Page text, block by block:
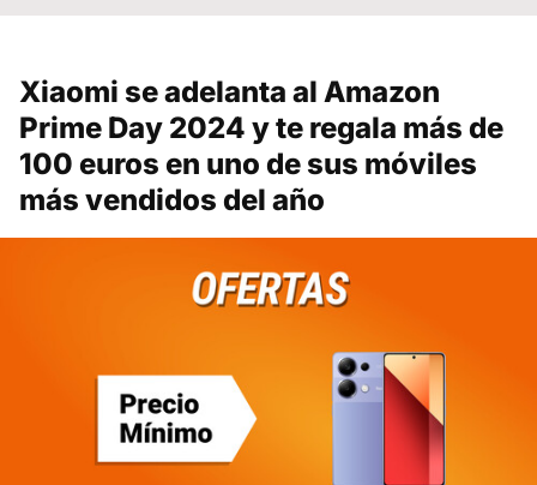
Xiaomi se adelanta al Amazon
Prime Day 2024 y te regala más de
100 euros en uno de sus móviles
más vendidos del año